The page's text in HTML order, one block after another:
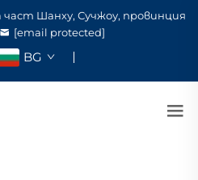
част Шанху, Сучжоу, провинция
[email protected]
BG